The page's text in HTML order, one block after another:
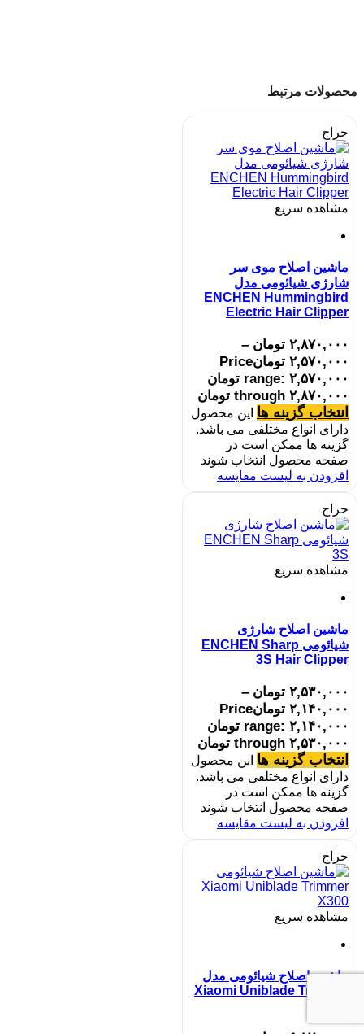
محصولات مرتبط
حراج
مشاهده سریع
ماشین اصلاح موی سر
شارژی شیائومی مدل
ENCHEN Hummingbird
Electric Hair Clipper
۲,۸۷۰,۰۰۰ تومان –
۲,۵۷۰,۰۰۰ تومانPrice
range: ۲,۵۷۰,۰۰۰ تومان
through ۲,۸۷۰,۰۰۰ تومان
انتخاب گزینه ها این محصول
دارای انواع مختلفی می باشد.
گزینه ها ممکن است در
صفحه محصول انتخاب شوند
افزودن به لیست مقایسه
حراج
مشاهده سریع
ماشین اصلاح شارژی
شیائومی ENCHEN Sharp
3S Hair Clipper
۲,۵۳۰,۰۰۰ تومان –
۲,۱۴۰,۰۰۰ تومانPrice
range: ۲,۱۴۰,۰۰۰ تومان
through ۲,۵۳۰,۰۰۰ تومان
انتخاب گزینه ها این محصول
دارای انواع مختلفی می باشد.
گزینه ها ممکن است در
صفحه محصول انتخاب شوند
افزودن به لیست مقایسه
حراج
مشاهده سریع
ماشین اصلاح شیائومی مدل
Xiaomi Uniblade Trimmer